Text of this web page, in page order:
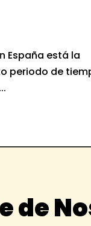
España está la
periodo de
de